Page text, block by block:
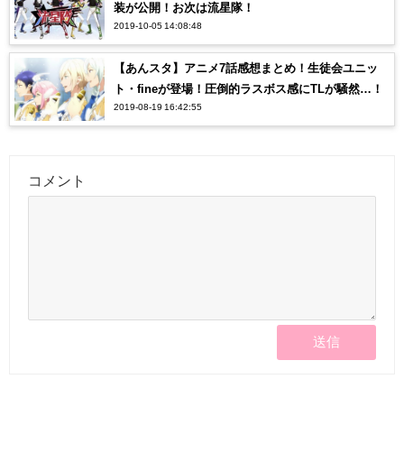
装が公開！お次は流星隊！
2019-10-05 14:08:48
【あんスタ】アニメ7話感想まとめ！生徒会ユニッ
ト・fineが登場！圧倒的ラスボス感にTLが騒然…！
2019-08-19 16:42:55
コメント